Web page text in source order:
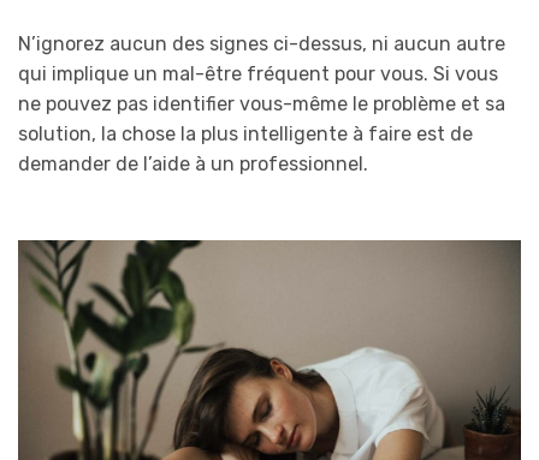
N’ignorez aucun des signes ci-dessus, ni aucun autre
qui implique un mal-être fréquent pour vous. Si vous
ne pouvez pas identifier vous-même le problème et sa
solution, la chose la plus intelligente à faire est de
demander de l’aide à un professionnel.